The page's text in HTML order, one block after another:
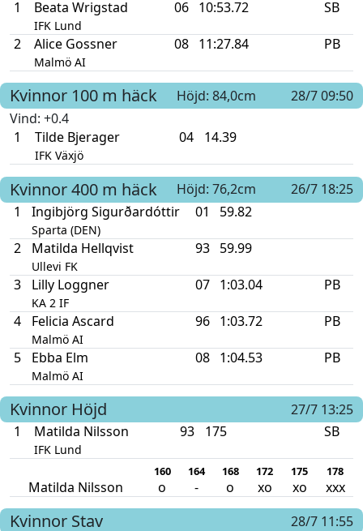
1
Beata Wrigstad
IFK Lund
06 10:53.72 SB
2 Alice Gossner
Malmö AI
08 11:27.84 PB
Kvinnor 100 m häck Höjd: 84,0cm
28/7 09:50
Vind: +0.4
1
Tilde Bjerager
IFK Växjö
04 14.39
Kvinnor400 m häck Höjd: 76,2cm
26/7 18:25
1
Ingibjörg Sigurðardóttir
Sparta (DEN)
01 59.82
2 Matilda Hellqvist
Ullevi FK
93 59.99
3 Lilly Loggner
KA 2 IF
07 1:03.04 PB
4 Felicia Ascard
Malmö AI
96 1:03.72 PB
5 Ebba Elm
Malmö AI
08 1:04.53 PB
Kvinnor Höjd
27/7 13:25
1
Matilda Nilsson
IFK Lund
93 175 SB
160 164 168 172 175 178
Matilda Nilsson o - o xo xo xxx
Kvinnor Stav 28/7 11:55